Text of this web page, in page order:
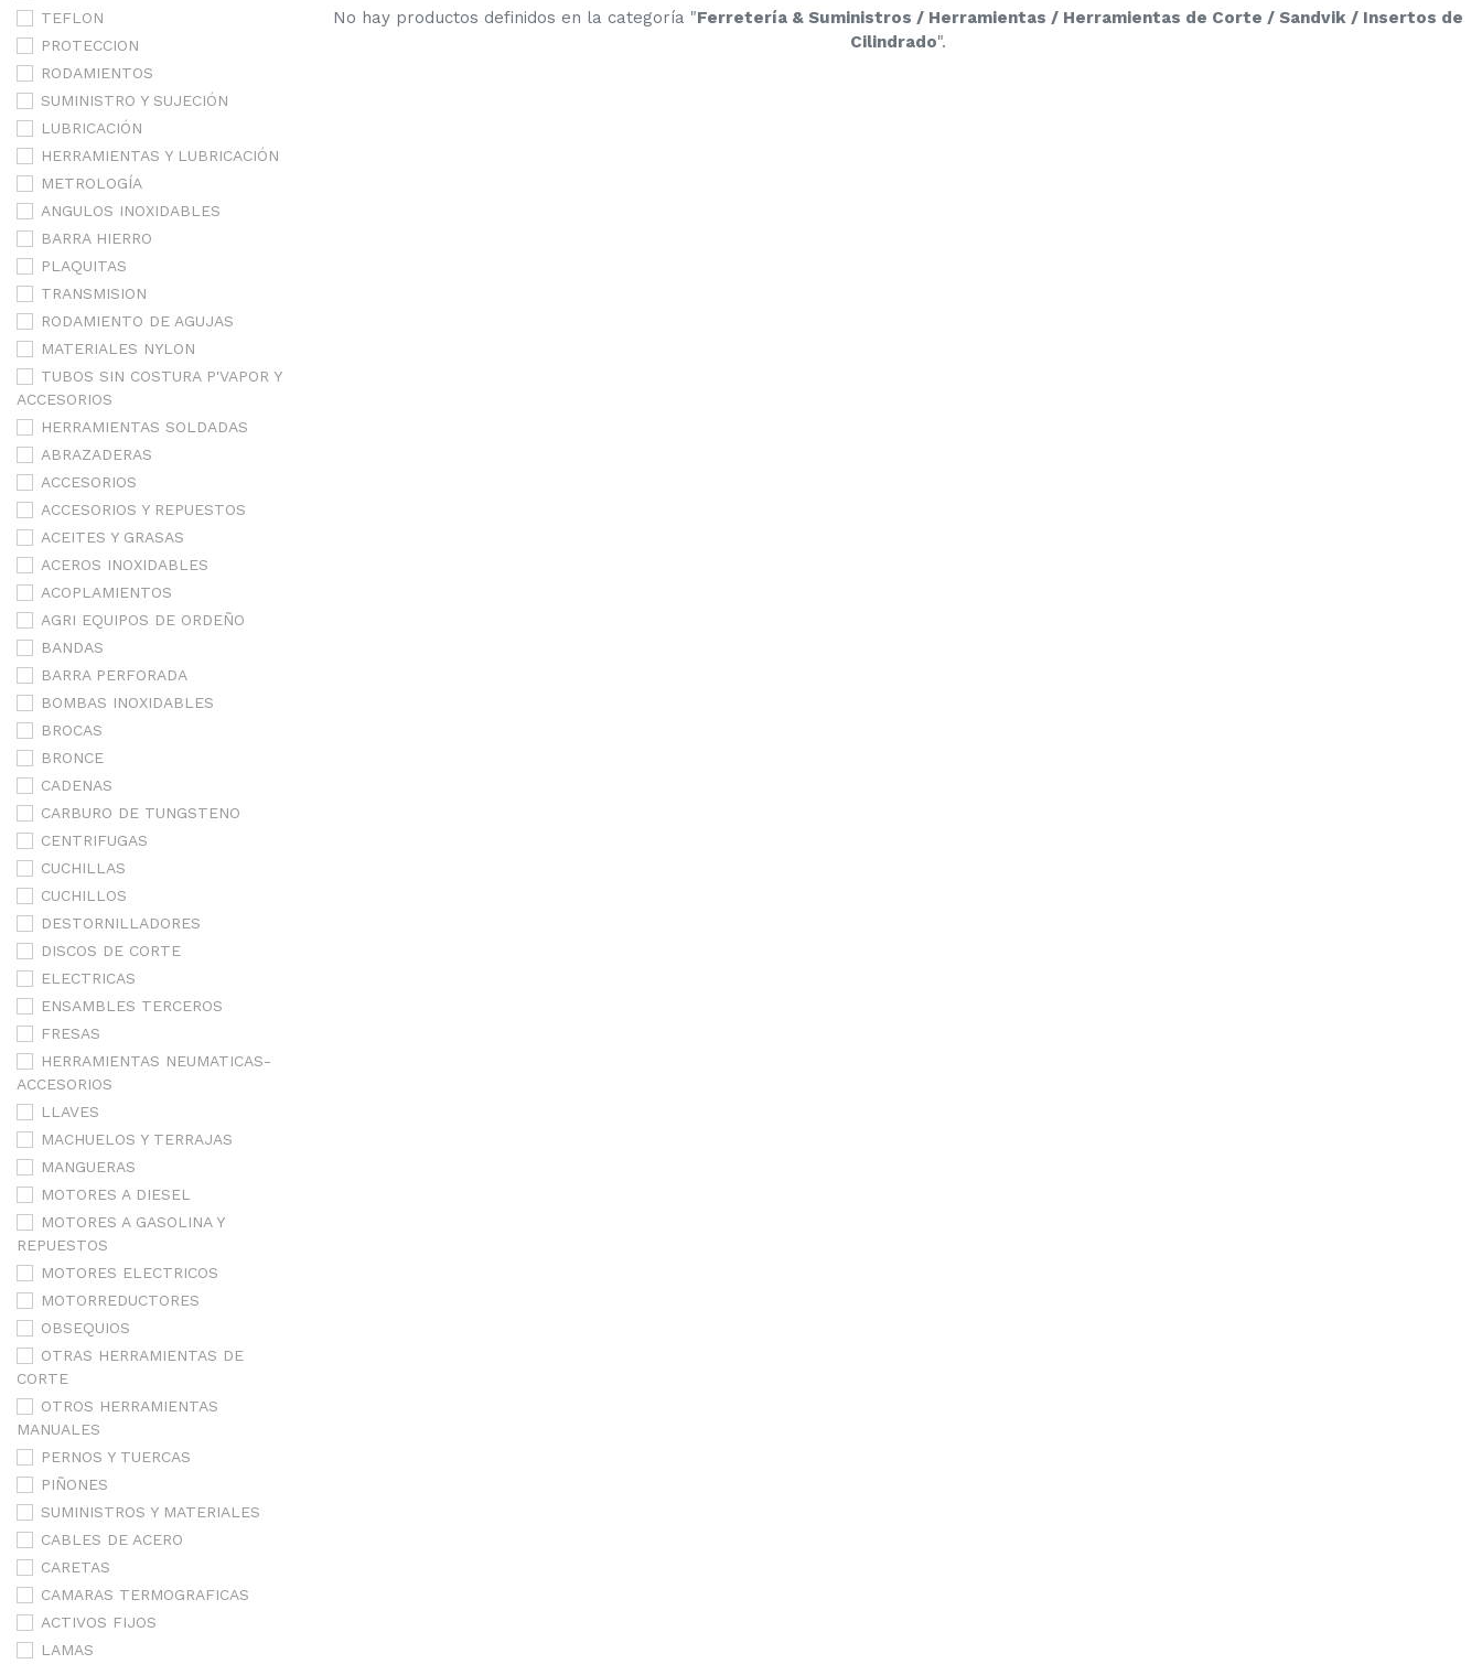
TEFLON
PROTECCION
RODAMIENTOS
SUMINISTRO Y SUJECIÓN
LUBRICACIÓN
HERRAMIENTAS Y LUBRICACIÓN
METROLOGÍA
ANGULOS INOXIDABLES
BARRA HIERRO
PLAQUITAS
TRANSMISION
RODAMIENTO DE AGUJAS
MATERIALES NYLON
TUBOS SIN COSTURA P'VAPOR Y
ACCESORIOS
HERRAMIENTAS SOLDADAS
ABRAZADERAS
ACCESORIOS
ACCESORIOS Y REPUESTOS
ACEITES Y GRASAS
ACEROS INOXIDABLES
ACOPLAMIENTOS
AGRI EQUIPOS DE ORDEÑO
BANDAS
BARRA PERFORADA
BOMBAS INOXIDABLES
BROCAS
BRONCE
CADENAS
CARBURO DE TUNGSTENO
CENTRIFUGAS
CUCHILLAS
CUCHILLOS
DESTORNILLADORES
DISCOS DE CORTE
ELECTRICAS
ENSAMBLES TERCEROS
FRESAS
HERRAMIENTAS NEUMATICAS-
ACCESORIOS
LLAVES
MACHUELOS Y TERRAJAS
MANGUERAS
MOTORES A DIESEL
MOTORES A GASOLINA Y
REPUESTOS
MOTORES ELECTRICOS
MOTORREDUCTORES
OBSEQUIOS
OTRAS HERRAMIENTAS DE
CORTE
OTROS HERRAMIENTAS
MANUALES
PERNOS Y TUERCAS
PIÑONES
SUMINISTROS Y MATERIALES
CABLES DE ACERO
CARETAS
CAMARAS TERMOGRAFICAS
ACTIVOS FIJOS
LAMAS
No hay productos definidos en la categoría "Ferretería & Suministros / Herramientas / Herramientas de Corte / Sandvik / Insertos de
Cilindrado".